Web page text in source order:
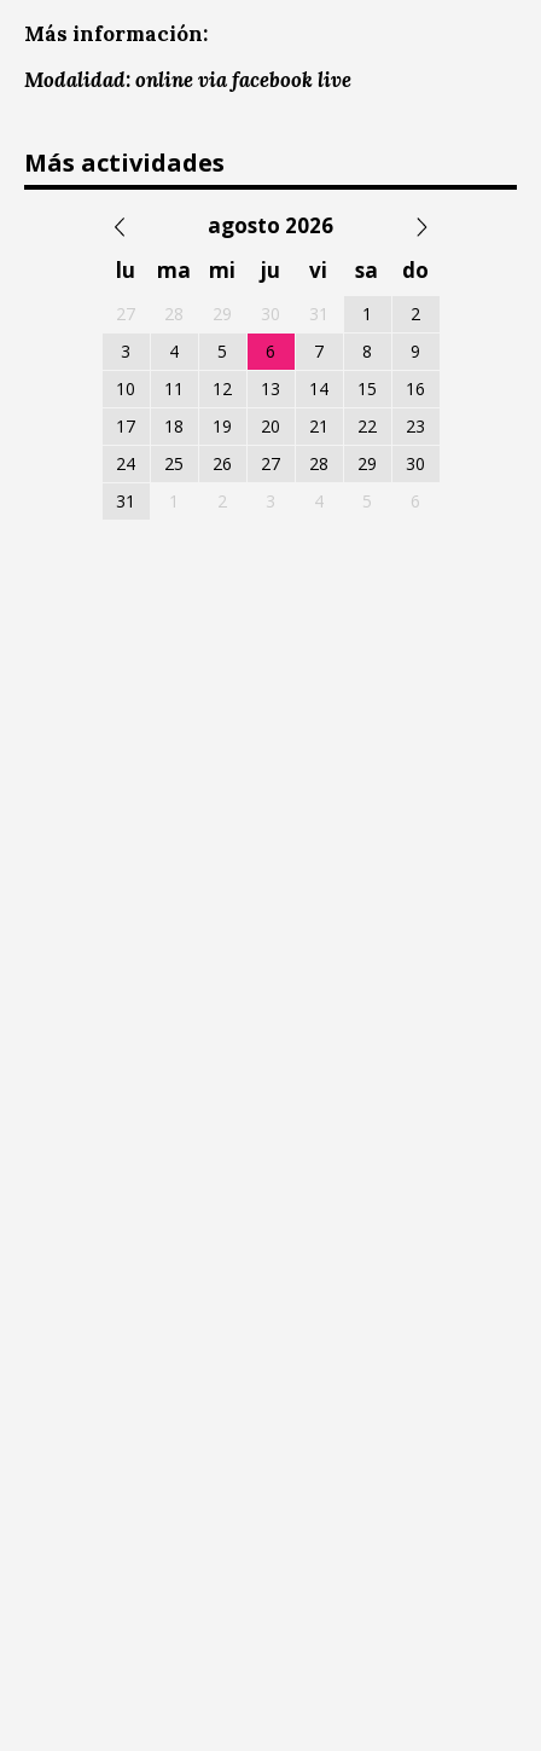
Más información:
Modalidad: online via facebook live
Más actividades
agosto 2026
lu
ma mi ju vi sa do
27 28 29 30 31 1
2
3
4 5 6 7 8
9
10
11 12 13 14 15
16
17
18 19 20 21 22
23
24
25 26 27 28 29
30
31
1 2 3 4 5 6